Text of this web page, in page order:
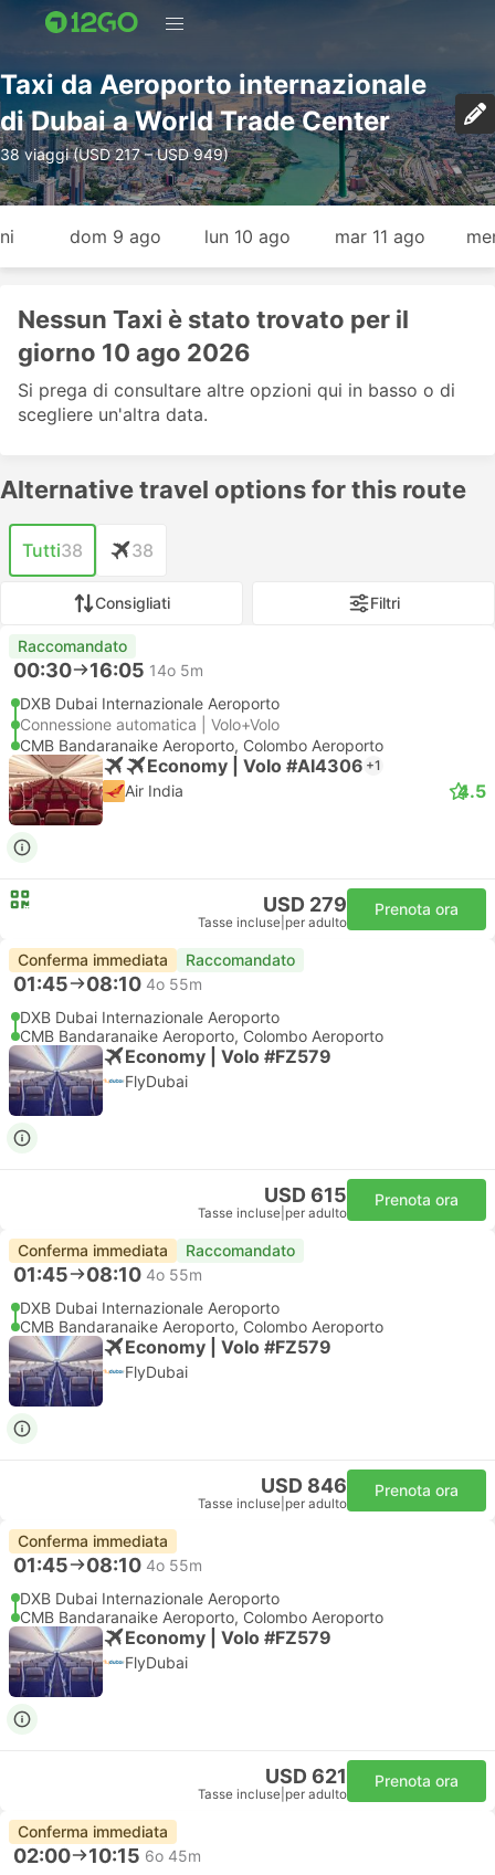
Taxi da Aeroporto internazionale
di Dubai a World Trade Center
38 viaggi (USD 217 – USD 949)
dom 9 ago lun 10 ago mar 11 ago
Nessun Taxi è stato trovato per il
giorno 10 ago 2026
Si prega di consultare altre opzioni qui in basso o di
scegliere un'altra data.
Alternative travel options for this route
Tutti38 38
Consigliati Filtri
Raccomandato
00:30 16:05 14o 5m
DXB Dubai Internazionale Aeroporto
Connessione automatica | Volo+Volo
CMB Bandaranaike Aeroporto, Colombo Aeroporto
Economy | Volo #AI4306 +1
Air India 4.5
USD 279
Tasse incluse per adulto
Prenota ora
Conferma immediata Raccomandato
01:45 08:10 4o 55m
DXB Dubai Internazionale Aeroporto
CMB Bandaranaike Aeroporto, Colombo Aeroporto
Economy | Volo #FZ579
FlyDubai
USD 615
Tasse incluse per adulto
Prenota ora
Conferma immediata Raccomandato
01:45 08:10 4o 55m
DXB Dubai Internazionale Aeroporto
CMB Bandaranaike Aeroporto, Colombo Aeroporto
Economy | Volo #FZ579
FlyDubai
USD 846
Tasse incluse per adulto
Prenota ora
Conferma immediata
01:45 08:10 4o 55m
DXB Dubai Internazionale Aeroporto
CMB Bandaranaike Aeroporto, Colombo Aeroporto
Economy | Volo #FZ579
FlyDubai
USD 621
Tasse incluse per adulto
Prenota ora
Conferma immediata
02:00 10:15 6o 45m